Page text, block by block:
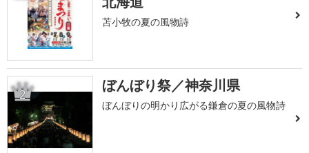
苫小牧の夏の風物詩
2 ぼんぼり祭／神奈川県
ぼんぼりの明かり広がる鎌倉の夏の風物詩